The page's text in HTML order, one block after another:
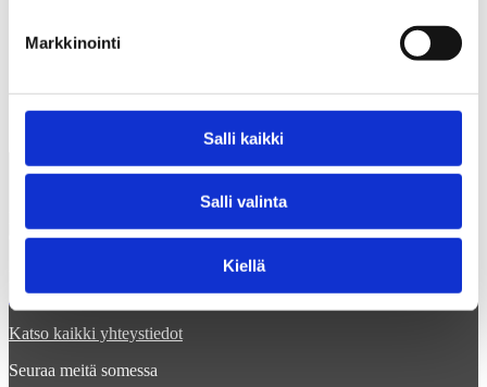
Markkinointi
Salli kaikki
Salli valinta
Kiellä
05800 Hyvinkää
info@rautatiemuseo.fi
Katso kaikki yhteystiedot
Seuraa meitä somessa